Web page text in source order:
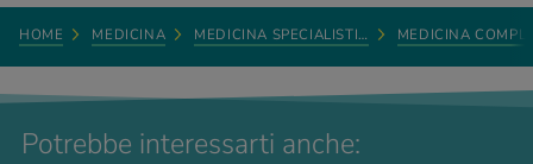
HOME MEDICINA MEDICINA SPECIALISTI… MEDICINA
Potrebbe interessarti anche: